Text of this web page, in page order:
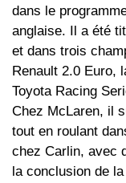
dans le
anglaise. Il a été
et dans trois
Renault 2.0 Euro,
Toyota Racing
Chez McLaren, il
tout en roulant
chez Carlin, avec
la conclusion de